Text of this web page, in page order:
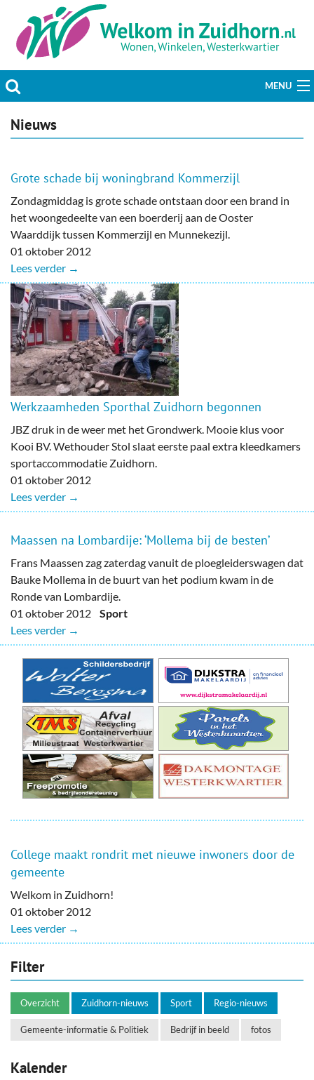
MENU
Actueel
Welzijn & Maatschappij
Bedrijven
Prikbord & Aanbiedingen
Plaats bericht
Nieuws
Grote schade bij woningbrand Kommerzijl
Zondagmiddag is grote schade ontstaan door een brand in
het woongedeelte van een boerderij aan de Ooster
Waarddijk tussen Kommerzijl en Munnekezijl.
01 oktober 2012
Lees verder →
Werkzaamheden Sporthal Zuidhorn begonnen
JBZ druk in de weer met het Grondwerk. Mooie klus voor
Kooi BV. Wethouder Stol slaat eerste paal extra kleedkamers
sportaccommodatie Zuidhorn.
01 oktober 2012
Lees verder →
Maassen na Lombardije: ‘Mollema bij de besten’
Frans Maassen zag zaterdag vanuit de ploegleiderswagen dat
Bauke Mollema in de buurt van het podium kwam in de
Ronde van Lombardije.
01 oktober 2012 Sport
Lees verder →
College maakt rondrit met nieuwe inwoners door de
gemeente
Welkom in Zuidhorn!
01 oktober 2012
Lees verder →
Filter
Overzicht Zuidhorn-nieuws Sport Regio-nieuws
Gemeente-informatie & Politiek Bedrijf in beeld fotos
Kalender